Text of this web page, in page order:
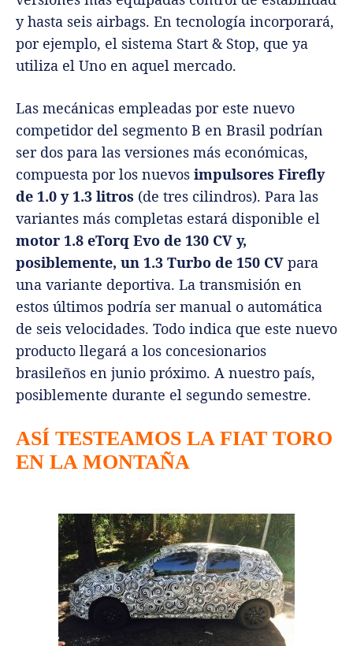
y hasta seis airbags. En tecnología incorporará,
por ejemplo, el sistema Start & Stop, que ya
utiliza el Uno en aquel mercado.
Las mecánicas empleadas por este nuevo
competidor del segmento B en Brasil podrían
ser dos para las versiones más económicas,
compuesta por los nuevos impulsores Firefly
de 1.0 y 1.3 litros (de tres cilindros). Para las
variantes más completas estará disponible el
motor 1.8 eTorq Evo de 130 CV y,
posiblemente, un 1.3 Turbo de 150 CV para
una variante deportiva. La transmisión en
estos últimos podría ser manual o automática
de seis velocidades. Todo indica que este nuevo
producto llegará a los concesionarios
brasileños en junio próximo. A nuestro país,
posiblemente durante el segundo semestre.
ASÍ TESTEAMOS LA FIAT TORO
EN LA MONTAÑA